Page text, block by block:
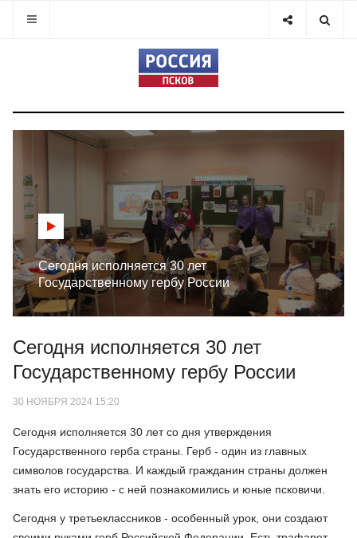
Сегодня исполняется 30 лет
Государственному гербу России
Сегодня исполняется 30 лет
Государственному гербу России
30 НОЯБРЯ 2024 15:20
Сегодня исполняется 30 лет со дня утверждения
Государственного герба страны. Герб - один из главных
символов государства. И каждый гражданин страны должен
знать его историю - с ней познакомились и юные псковичи.
Сегодня у третьеклассников - особенный урок, они создают